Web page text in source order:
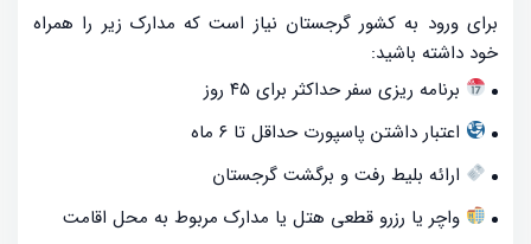
برای ورود به کشور گرجستان نیاز است که مدارک زیر را همراه
خود داشته باشید:
برنامه ریزی سفر حداکثر برای ۴۵ روز
اعتبار داشتن پاسپورت حداقل تا ۶ ماه
ارائه بلیط رفت و برگشت گرجستان
واچر یا رزرو قطعی هتل یا مدارک مربوط به محل اقامت